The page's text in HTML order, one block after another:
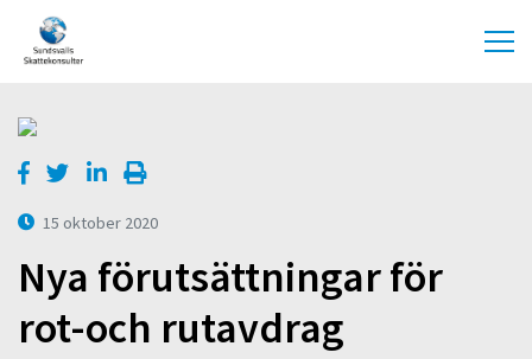
15 oktober 2020
Nya förutsättningar för
rot-och rutavdrag